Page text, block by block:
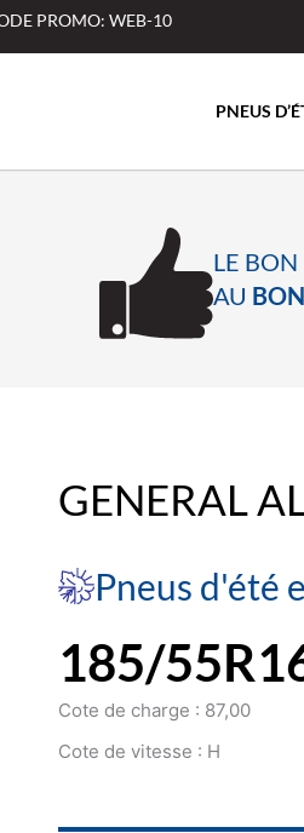
PROMO: WEB-10
PNEUS
LE BON
AU
GENERAL
Pneus d'été
185/
Cote de charge : 87,00
Cote de vitesse : H